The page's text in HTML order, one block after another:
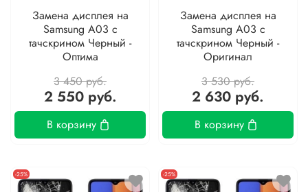
Замена дисплея на
Samsung A03 с
тачскрином Черный -
Оптима
3 450 руб.
2 550 руб.
В корзину
Замена дисплея на
Samsung A03 с
тачскрином Черный -
Оригинал
3 530 руб.
2 630 руб.
В корзину
-25% -25%